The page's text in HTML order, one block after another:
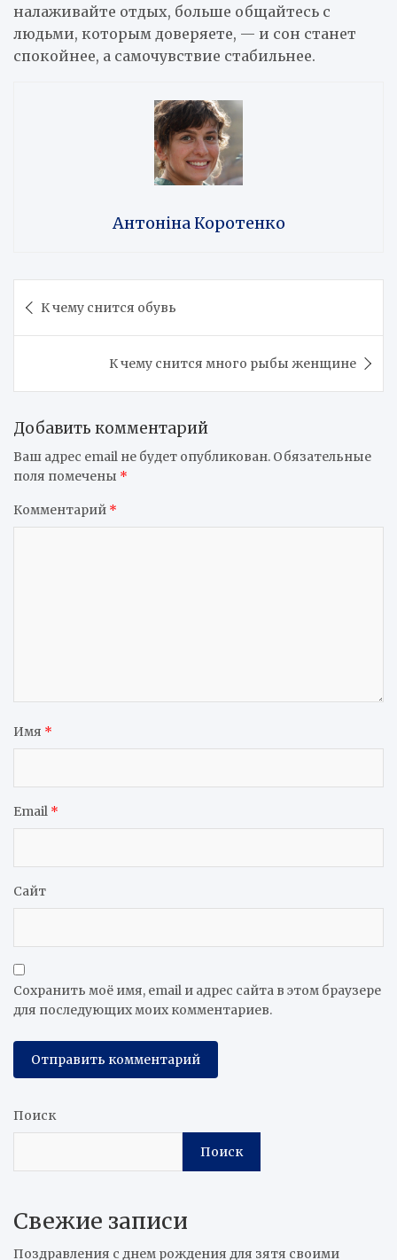
налаживайте отдых, больше общайтесь с
людьми, которым доверяете, — и сон станет
спокойнее, а самочувствие стабильнее.
Антоніна Коротенко
по К чему снится обувь
К чему снится много рыбы женщине
Добавить комментарий
Ваш адрес email не будет опубликован. Обязательные
поля помечены *
Комментарий *
Имя *
Email *
Сайт
Сохранить моё имя, email и адрес сайта в этом браузере
для последующих моих комментариев.
Поиск
Поиск
Свежие записи
Поздравления с днем рождения для зятя своими